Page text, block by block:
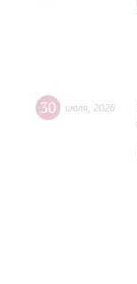
30 июля 2026